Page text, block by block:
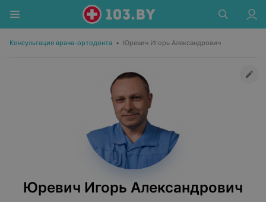
Консультация врача-ортодонта • Юревич Игорь Александрович
Юревич Игорь Александрович